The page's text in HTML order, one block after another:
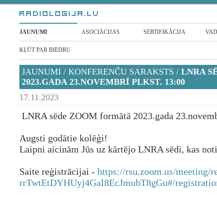
JAUNUMI ASOCIĀCIJAS SERTIFIKĀCIJA
KĻŪT PAR BIEDRU
JAUNUMI / KONFERENČU SARAKSTS / LNRA
2023.GADA 23.NOVEMBRĪ PLKST. 13:00
17.11.2023
LNRA sēde ZOOM formātā 2023.gada
Augsti godātie kolēģi!
Laipni aicinām Jūs uz kārtējo LNRA sēdi, kas
Saite reģistrācijai - https://rsu.zoom.us/meeting/
rrTwtEtDYHUyj4GaI8EcJmubT8gGu#/